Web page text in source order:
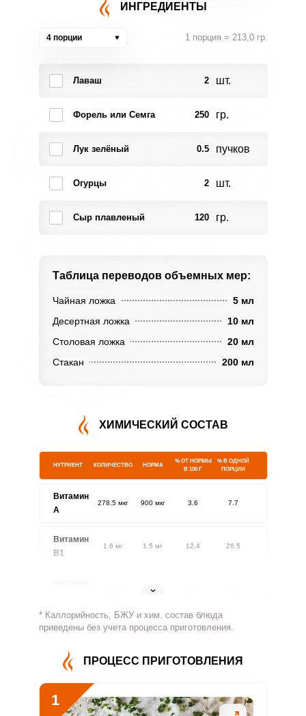
ИНГРЕДИЕНТЫ
4 порции 1 порция = 213,0 гр.
Лаваш 2 шт.
Форель или Семга 250 гр.
Лук зелёный 0.5 пучков
Огурцы 2 шт.
Сыр плавленый 120 гр.
Таблица переводов объемных мер:
Чайная ложка
5 мл
Десертная ложка
10 мл
Столовая ложка
20 мл
Стакан
200 мл
ХИМИЧЕСКИЙ СОСТАВ
НУТРИЕНТ КОЛИЧЕСТВО НОРМА
% ОТ НОРМЫ
В 100 Г
% В ОДНОЙ
ПОРЦИИ
Витамин
A
278.5 мкг 900 мкг 3.6 7.7
Витамин
В1
1.6 мг 1.5 мг 12.4 26.5
1.8 мг
Витамин
354.2 мг 500 мг 8.3 17.7
Витамин
В5
Витамин
* Каллорийность, БЖУ и хим. состав блюда
приведены без учета процесса приготовления.
ПРОЦЕСС ПРИГОТОВЛЕНИЯ
1